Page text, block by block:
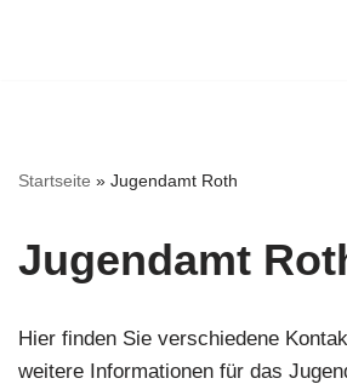
Startseite » Jugendamt Roth
Jugendamt
Hier finden Sie verschiedene
weitere Informationen für das